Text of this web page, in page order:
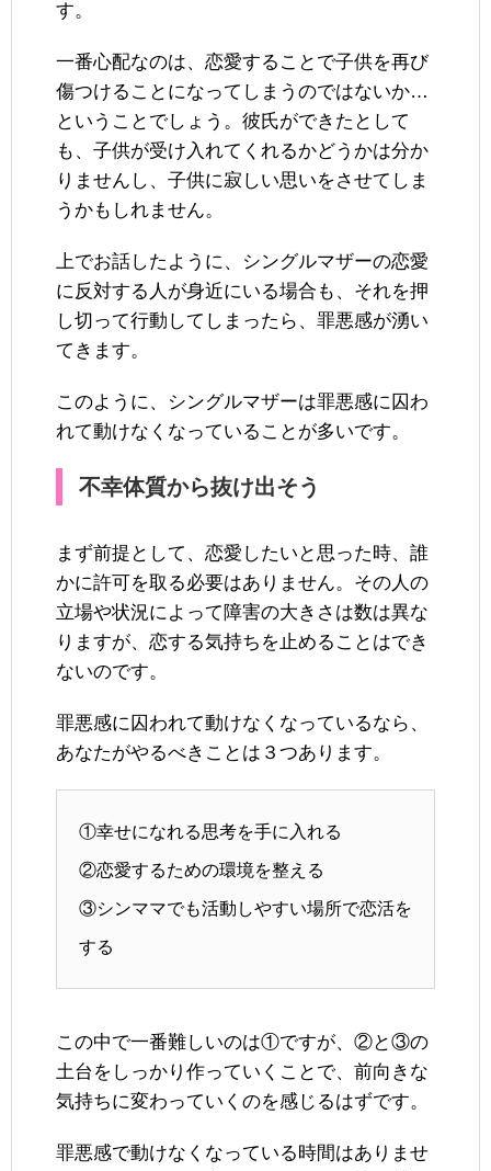
す。
一番心配なのは、恋愛することで子供を再び
傷つけることになってしまうのではないか…
ということでしょう。彼氏ができたとして
も、子供が受け入れてくれるかどうかは分か
りませんし、子供に寂しい思いをさせてしま
うかもしれません。
上でお話したように、シングルマザーの恋愛
に反対する人が身近にいる場合も、それを押
し切って行動してしまったら、罪悪感が湧い
てきます。
このように、シングルマザーは罪悪感に囚わ
れて動けなくなっていることが多いです。
不幸体質から抜け出そう
まず前提として、恋愛したいと思った時、誰
かに許可を取る必要はありません。その人の
立場や状況によって障害の大きさは数は異な
りますが、恋する気持ちを止めることはでき
ないのです。
罪悪感に囚われて動けなくなっているなら、
あなたがやるべきことは３つあります。
①幸せになれる思考を手に入れる
②恋愛するための環境を整える
③シンママでも活動しやすい場所で恋活を
する
この中で一番難しいのは①ですが、②と③の
土台をしっかり作っていくことで、前向きな
気持ちに変わっていくのを感じるはずです。
罪悪感で動けなくなっている時間はありませ